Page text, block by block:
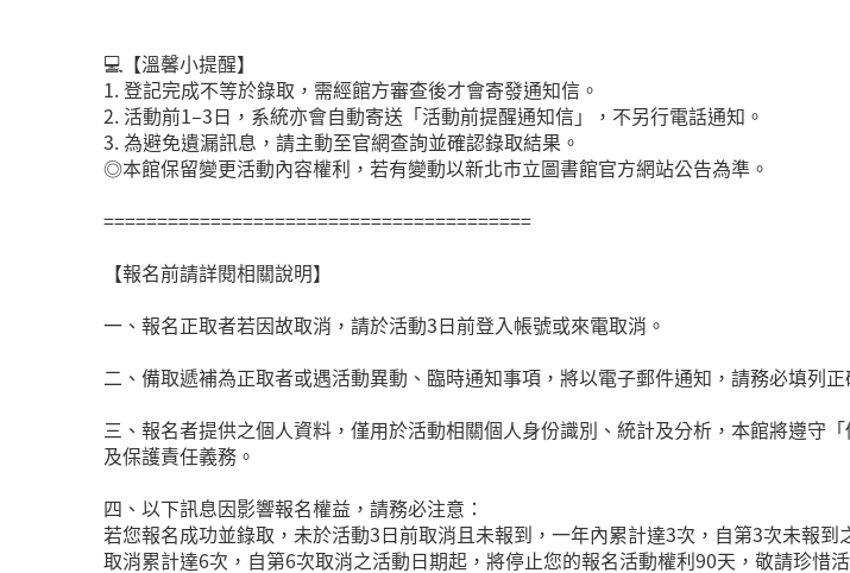
💻【溫馨小提醒】
1. 登記完成不等於錄取，需經館方審查後才會寄發通知信。
2. 活動前1–3日，系統亦會自動寄送「活動前提醒通知信」，不另行電話通知。
3. 為避免遺漏訊息，請主動至官網查詢並確認錄取結果。
◎本館保留變更活動內容權利，若有變動以新北市立圖書館官方網站公告為準。
========================================
【報名前請詳閱相關說明】
一、報名正取者若因故取消，請於活動3日前登入帳號或來電取消。
二、備取遞補為正取者或遇活動異動、臨時通知事項，將以電子郵件通知，請務必填列
三、報名者提供之個人資料，僅用於活動相關個人身份識別、統計及分析，本館將遵守
及保護責任義務。
四、以下訊息因影響報名權益，請務必注意：
若您報名成功並錄取，未於活動3日前取消且未報到，一年內累計達3次，自第3次未報到
取消累計達6次，自第6次取消之活動日期起，將停止您的報名活動權利90天，敬請珍惜